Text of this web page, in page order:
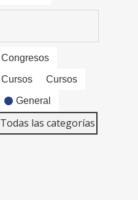
Congresos
Cursos Cursos
General
Todas las categorías